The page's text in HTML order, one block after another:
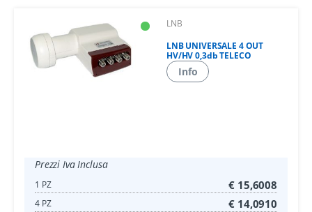
LNB
LNB UNIVERSALE 4 OUT
HV/HV 0,3db TELECO
Info
Prezzi Iva Inclusa
1 PZ € 15,6008
4 PZ € 14,0910